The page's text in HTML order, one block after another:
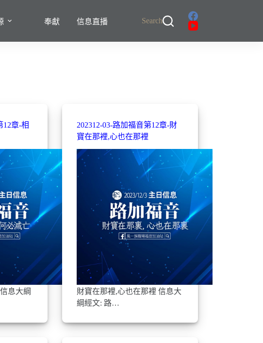
奉獻 信息直播 Search
12章-相
息大綱
202312-03-路加福音第12章-財
寶在那裡,心也在那裡
財寶在那裡,心也在那裡 信息大
綱經文: 路…